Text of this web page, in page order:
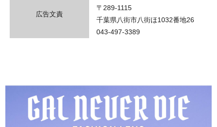
広告文責
〒289-1115
千葉県八街市八街ほ1032番地26
043-497-3389